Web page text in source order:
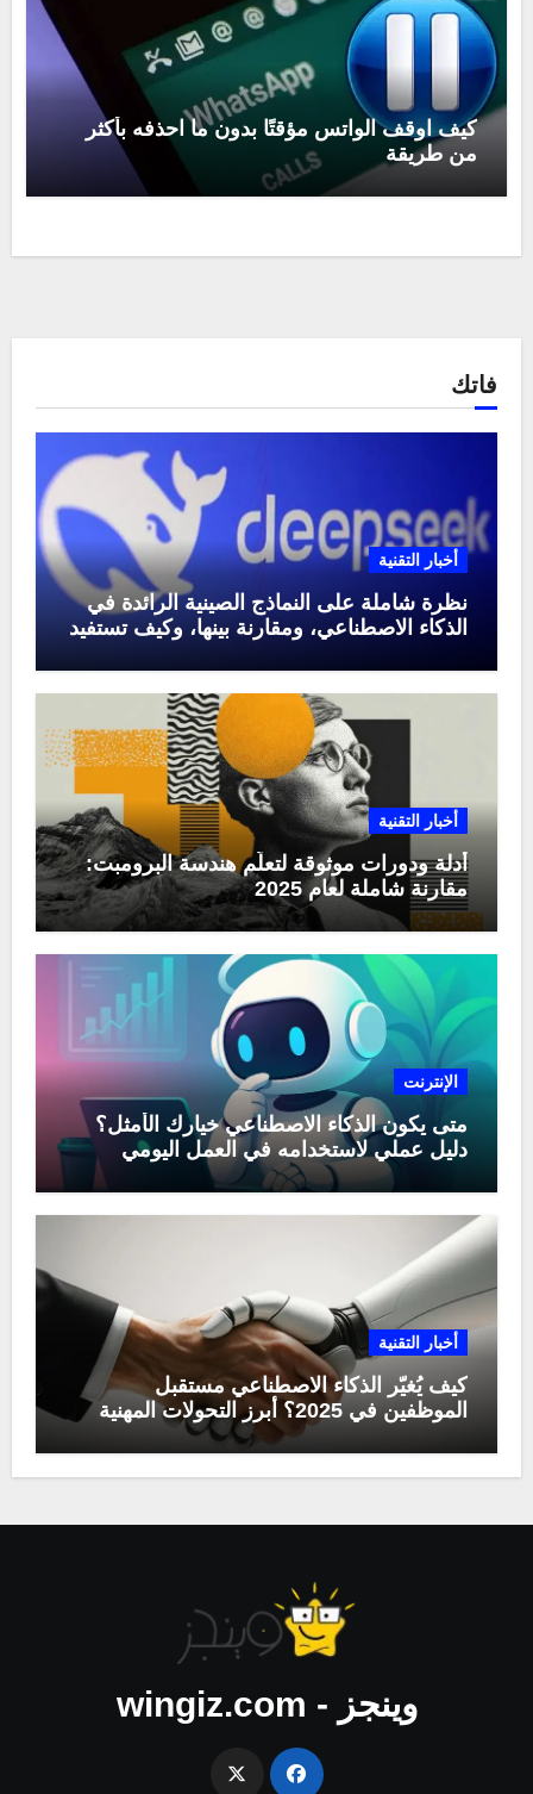
كيف اوقف الواتس مؤقتًا بدون ما احذفه بأكثر
من طريقة
فاتك
أخبار التقنية
نظرة شاملة على النماذج الصينية الرائدة في
الذكاء الاصطناعي، ومقارنة بينها، وكيف تستفيد
أخبار التقنية
أدلة ودورات موثوقة لتعلّم هندسة البرومبت:
مقارنة شاملة لعام 2025
الإنترنت
متى يكون الذكاء الاصطناعي خيارك الأمثل؟
دليل عملي لاستخدامه في العمل اليومي
أخبار التقنية
كيف يُغيّر الذكاء الاصطناعي مستقبل
الموظفين في 2025؟ أبرز التحولات المهنية
وينجز - wingiz.com